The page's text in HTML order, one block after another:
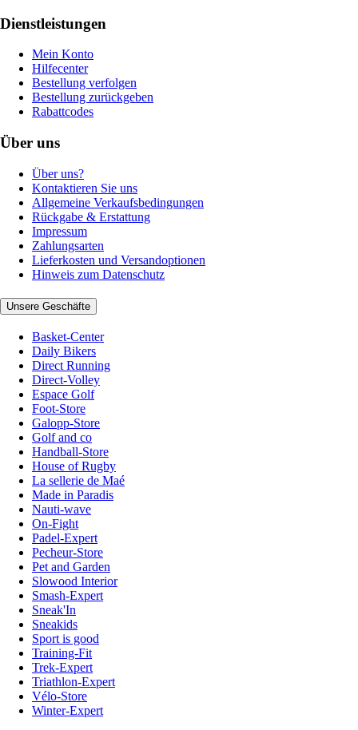
Dienstleistungen
Mein Konto
Hilfecenter
Bestellung verfolgen
Bestellung zurückgeben
Rabattcodes
Über uns
Über uns?
Kontaktieren Sie uns
Allgemeine Verkaufsbedingungen
Rückgabe & Erstattung
Impressum
Zahlungsarten
Lieferkosten und Versandoptionen
Hinweis zum Datenschutz
Unsere Geschäfte
Basket-Center
Daily Bikers
Direct Running
Direct-Volley
Espace Golf
Foot-Store
Galopp-Store
Golf and co
Handball-Store
House of Rugby
La sellerie de Maé
Made in Paradis
Nauti-wave
On-Fight
Padel-Expert
Pecheur-Store
Pet and Garden
Slowood Interior
Smash-Expert
Sneak'In
Sneakids
Sport is good
Training-Fit
Trek-Expert
Triathlon-Expert
Vélo-Store
Winter-Expert